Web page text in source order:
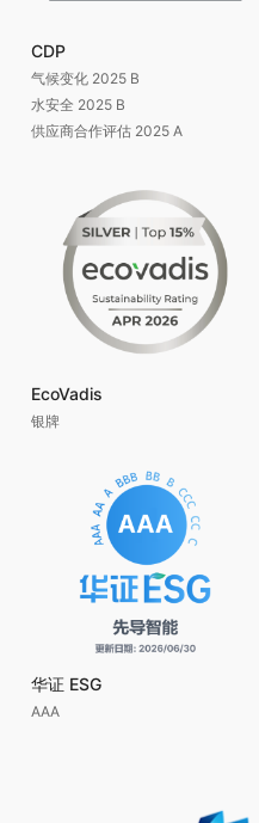
CDP
气候变化 2025 B
水安全 2025 B
供应商合作评估 2025 A
EcoVadis
银牌
华证 ESG
AAA